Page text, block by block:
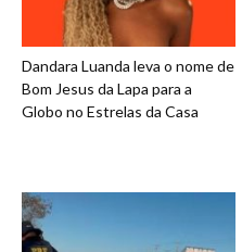
Dandara Luanda leva o nome de
Bom Jesus da Lapa para a
Globo no Estrelas da Casa